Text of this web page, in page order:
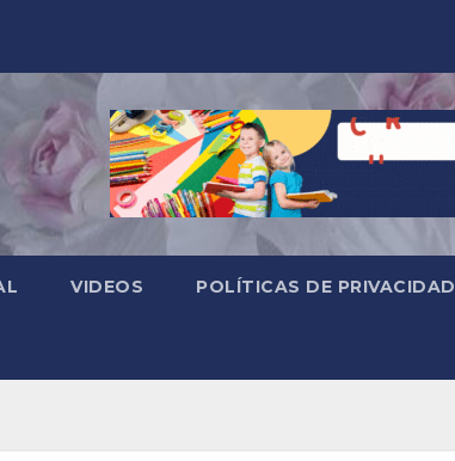
VIDEOS POLÍTICAS DE PRIVACIDAD